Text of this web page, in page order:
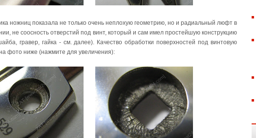
ножниц показала не только очень неплохую геометрию, но и радиальный люфт в
не соосность отверстий под винт, который и сам имел простейшую конструкцию
гравер, гайка - см. далее). Качество обработки поверхностей под винтовую
фото ниже (нажмите для увеличения):